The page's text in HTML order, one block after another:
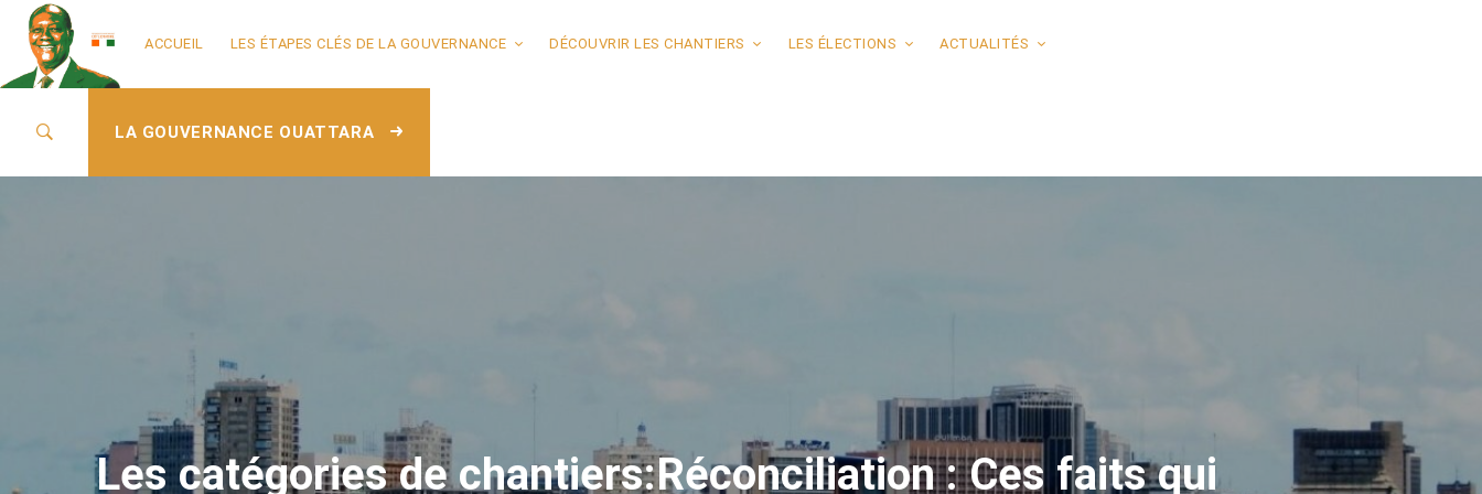
ACCUEIL LES ÉTAPES CLÉS DE LA GOUVERNANCE DÉCOUVRIR LES CHANTIERS LES ÉLECTIONS ACTUALITÉS
LA GOUVERNANCE OUATTARA
Les catégories de chantiers:Réconciliation : Ces faits qui